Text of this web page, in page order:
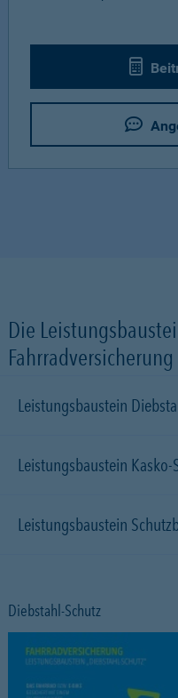
Die
Leistungsbaustein
Leistungsbaustein Kasko-
Leistungsbaustein
Diebstahl-Schutz